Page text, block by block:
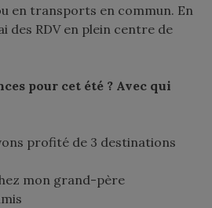
en transports en commun. En
des RDV en plein centre de
pour cet été ? Avec qui
profité de 3 destinations
mon grand-père